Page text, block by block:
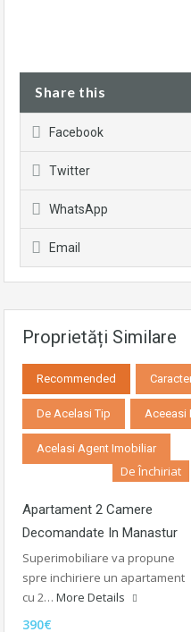
Share this
Facebook
Twitter
WhatsApp
Email
Proprietăți Similare
Recommended
De Acelasi Tip Aceeasi
Acelasi Agent Imobiliar
De Închiriat
Apartament 2 Camere
Decomandate In Manastur
Superimobiliare va propune
spre inchiriere un apartament
cu 2… More Details
390€